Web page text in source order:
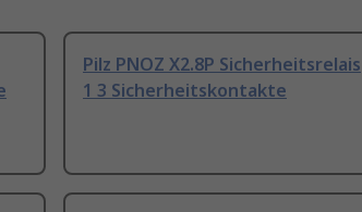
Pilz PNOZ X2.8P Sicherheitsrelais
1 3 Sicherheitskontakte